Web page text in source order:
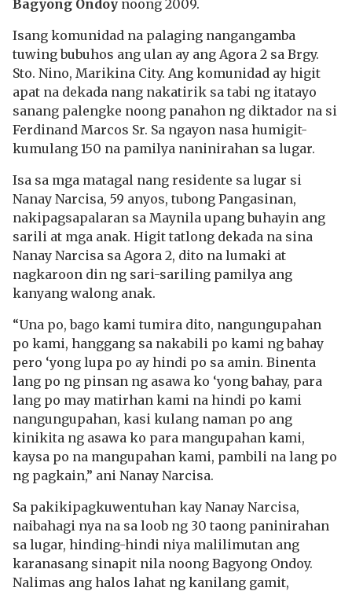
Bagyong Ondoy noong 2009.
Isang komunidad na palaging nangangamba
tuwing bubuhos ang ulan ay ang Agora 2 sa Brgy.
Sto. Nino, Marikina City. Ang komunidad ay higit
apat na dekada nang nakatirik sa tabi ng itatayo
sanang palengke noong panahon ng diktador na si
Ferdinand Marcos Sr. Sa ngayon nasa humigit-
kumulang 150 na pamilya naninirahan sa lugar.
Isa sa mga matagal nang residente sa lugar si
Nanay Narcisa, 59 anyos, tubong Pangasinan,
nakipagsapalaran sa Maynila upang buhayin ang
sarili at mga anak. Higit tatlong dekada na sina
Nanay Narcisa sa Agora 2, dito na lumaki at
nagkaroon din ng sari-sariling pamilya ang
kanyang walong anak.
“Una po, bago kami tumira dito, nangungupahan
po kami, hanggang sa nakabili po kami ng bahay
pero ‘yong lupa po ay hindi po sa amin. Binenta
lang po ng pinsan ng asawa ko ‘yong bahay, para
lang po may matirhan kami na hindi po kami
nangungupahan, kasi kulang naman po ang
kinikita ng asawa ko para mangupahan kami,
kaysa po na mangupahan kami, pambili na lang po
ng pagkain,” ani Nanay Narcisa.
Sa pakikipagkuwentuhan kay Nanay Narcisa,
naibahagi nya na sa loob ng 30 taong paninirahan
sa lugar, hinding-hindi niya malilimutan ang
karanasang sinapit nila noong Bagyong Ondoy.
Nalimas ang halos lahat ng kanilang gamit,